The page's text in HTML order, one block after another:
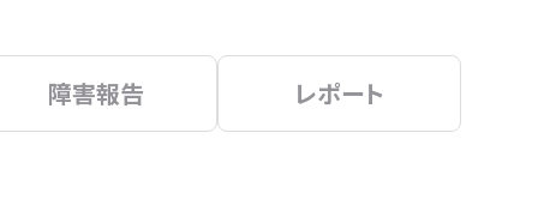
障害報告 レポート